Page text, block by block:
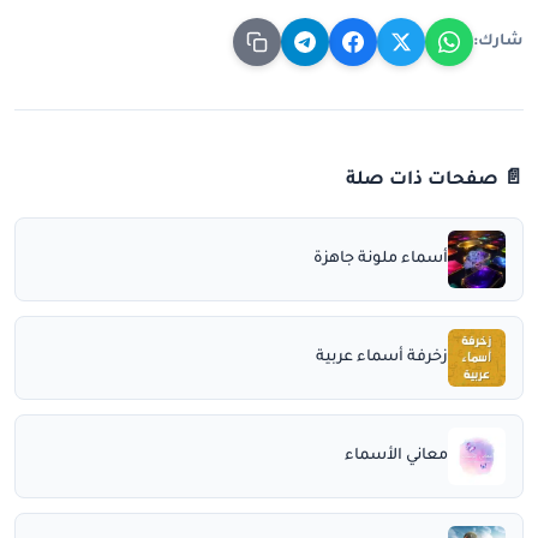
شارك:
📄 صفحات ذات صلة
أسماء ملونة جاهزة
زخرفة أسماء عربية
معاني الأسماء